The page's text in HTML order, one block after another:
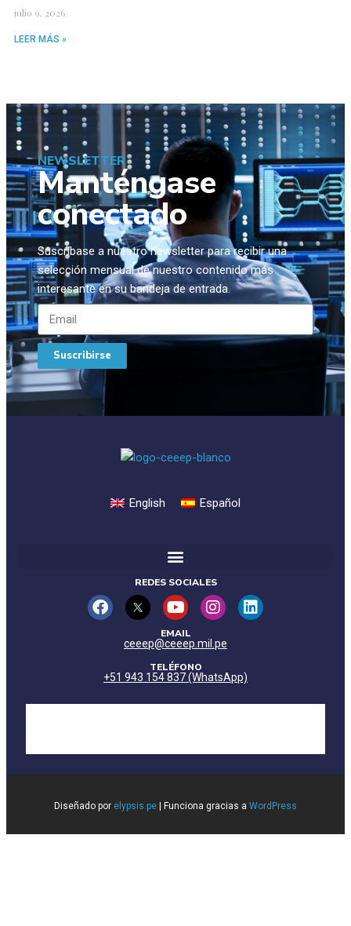
julio 9, 2026
LEER MÁS »
NEWSLETTER
Manténgase
conectado
Suscríbase a nuestro newsletter para recibir una
selección mensual de nuestro contenido más
interesante en su bandeja de entrada.
Suscribirse
English Español
REDES SOCIALES
EMAIL
ceeep@ceeep.mil.pe
TELÉFONO
+51 943 154 837 (WhatsApp)
Diseñado por elypsis.pe | Funciona gracias a WordPress